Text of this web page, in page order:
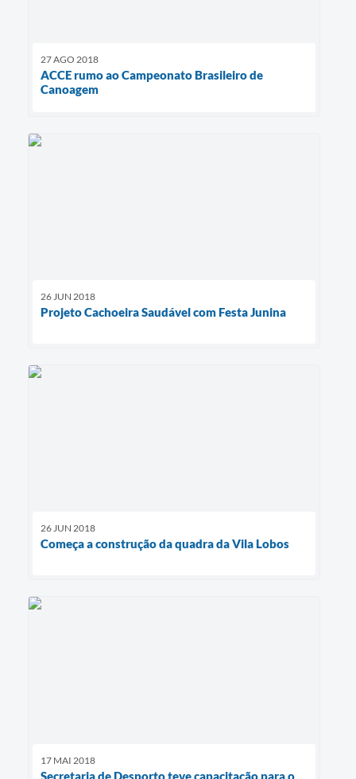
27 AGO 2018
ACCE rumo ao Campeonato Brasileiro de
Canoagem
26 JUN 2018
Projeto Cachoeira Saudável com Festa Junina
26 JUN 2018
Começa a construção da quadra da Vila Lobos
17 MAI 2018
Secretaria de Desporto teve capacitação para o